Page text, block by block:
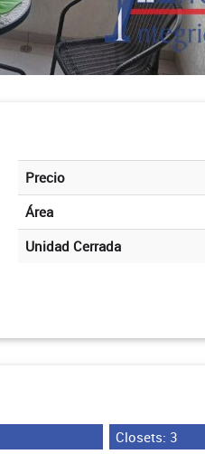
Precio
Área
Unidad Cerrada
Closets: 3